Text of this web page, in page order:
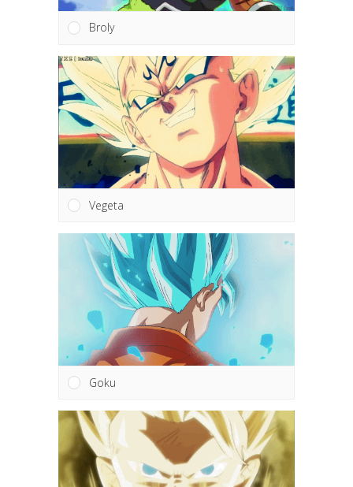
Broly
Vegeta
Goku